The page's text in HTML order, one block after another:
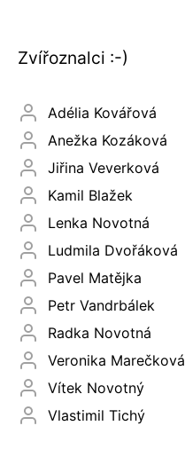
Zvířoznalci :-)
Adélia Kovářová
Anežka Kozáková
Jiřina Veverková
Kamil Blažek
Lenka Novotná
Ludmila Dvořáková
Pavel Matějka
Petr Vandrbálek
Radka Novotná
Veronika Marečková
Vítek Novotný
Vlastimil Tichý